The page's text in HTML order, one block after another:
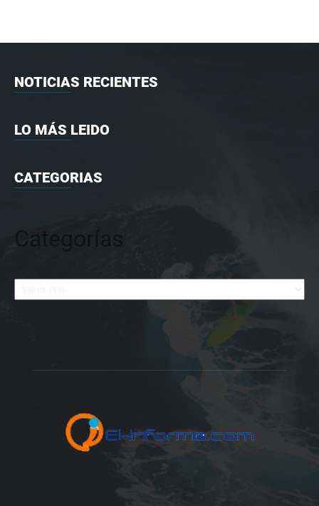
NOTICIAS RECIENTES
LO MÁS LEIDO
CATEGORIAS
Categorías
Categorías